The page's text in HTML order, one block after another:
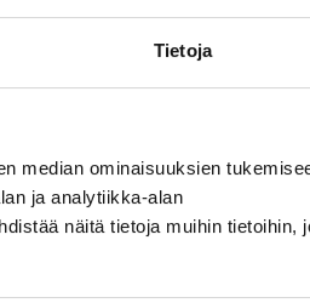
Tietoja
median ominaisuuksien
ja analytiikka-alan
näitä tietoja muihin tietoihin,